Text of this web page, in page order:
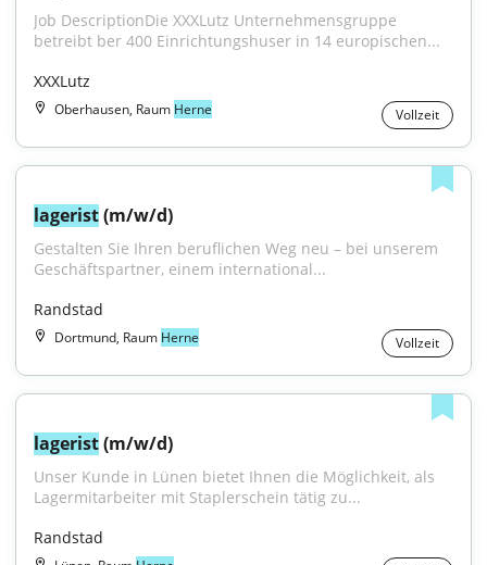
Job DescriptionDie XXXLutz Unternehmensgruppe
betreibt ber 400 Einrichtungshuser in 14 europischen...
XXXLutz
Oberhausen, Raum Herne Vollzeit
lagerist (m/w/d)
Gestalten Sie Ihren beruflichen Weg neu – bei unserem
Geschäftspartner, einem international...
Randstad
Dortmund, Raum Herne Vollzeit
lagerist (m/w/d)
Unser Kunde in Lünen bietet Ihnen die Möglichkeit, als
Lagermitarbeiter mit Staplerschein tätig zu...
Randstad